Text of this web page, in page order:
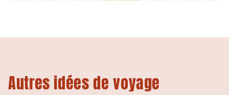
Autres idées de voyage